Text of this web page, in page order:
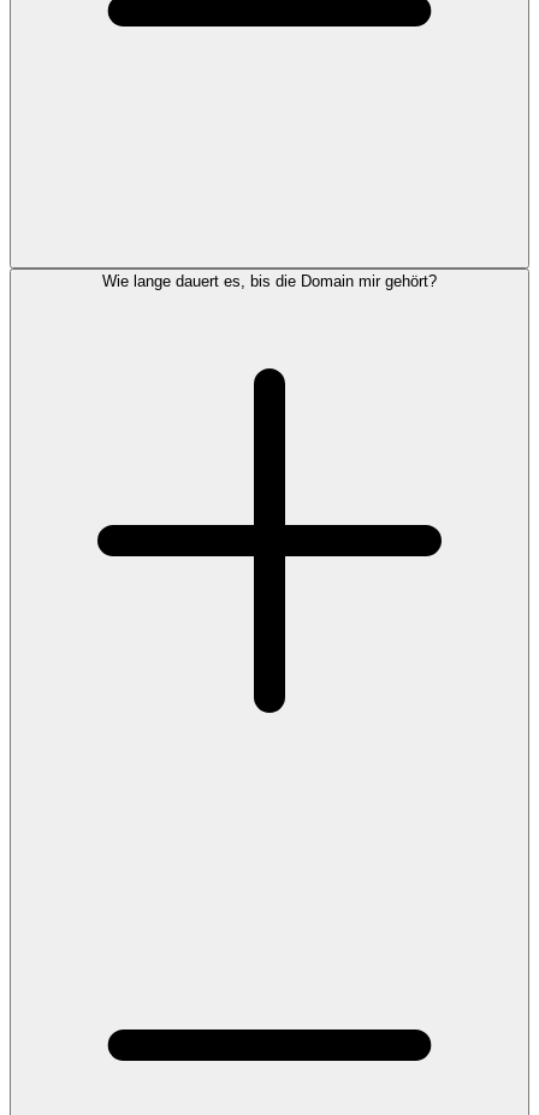
Wie lange dauert es, bis die Domain mir gehört?